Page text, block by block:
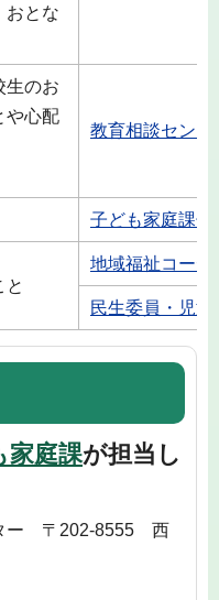
おとな
生のお
や心配
教育相談センタ
子ども家庭課
と
地域福祉コーデ
民生委員・児童
家庭課が担当し
ー 〒202-8555 西